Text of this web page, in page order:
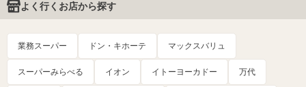
よく行くお店から探す
業務スーパー ドン・キホーテ マックスバリュ
スーパーみらべる イオン イトーヨーカドー 万代